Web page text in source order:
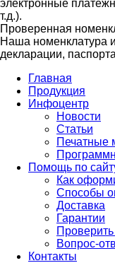
электронные
т.д.).
Проверенная
Наша номенклатура
декларации,
Главная
Продукция
Инфоцентр
Новости
Статьи
Печатные
Помощь по
Как
Способы
Доставка
Гарантии
Проверить
Вопрос-
Контакты